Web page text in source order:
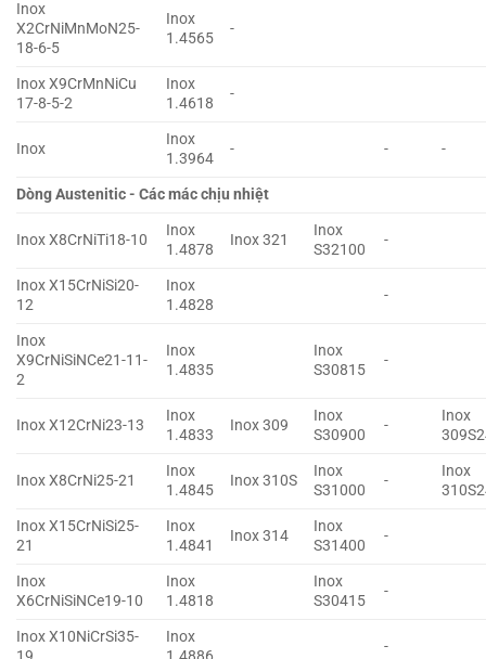
Inox
X2CrNiMnMoN25-
18-6-5
Inox
1.4565
-
Inox X9CrMnNiCu
17-8-5-2
Inox
1.4618
-
Inox
Inox
1.3964
- - -
Dòng Austenitic - Các mác chịu nhiệt
Inox X8CrNiTi18-10
Inox
1.4878
Inox 321
Inox
S32100
-
Inox X15CrNiSi20-
12
Inox
1.4828
-
Inox
X9CrNiSiNCe21-11-
2
Inox
1.4835
Inox
S30815
-
Inox X12CrNi23-13
Inox
1.4833
Inox 309
Inox
S30900
-
Inox
Inox X8CrNi25-21
Inox
1.4845
Inox 310S
Inox
S31000
-
Inox
Inox X15CrNiSi25-
21
Inox
1.4841
Inox 314
Inox
S31400
-
Inox
X6CrNiSiNCe19-10
Inox
1.4818
Inox
S30415
-
Inox X10NiCrSi35-
Inox
-